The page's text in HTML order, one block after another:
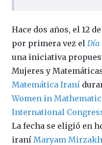
Hace dos años, el 12
por primera vez el Día
una iniciativa
Mujeres y
Matemática Iraní
Women in
International
La fecha se eligió en
iraní Maryam